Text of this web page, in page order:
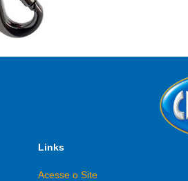
Links
Acesse o Site